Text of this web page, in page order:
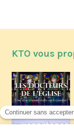
KTO vous